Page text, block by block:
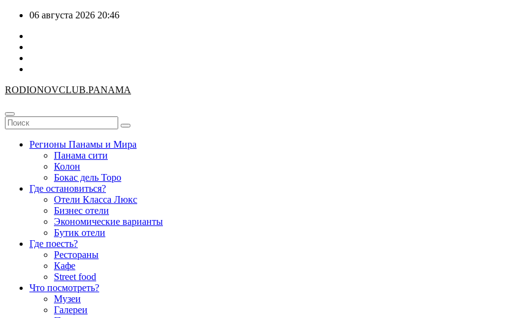
Перейти
содержимому
06 августа 2026 20:46
RODIONOVCLUB.PANAMA
Регионы Панамы и Мира
Панама сити
Колон
Бокас дель Торо
Где остановиться?
Отели Класса Люкс
Бизнес отели
Экономические варианты
Бутик отели
Где поесть?
Рестораны
Кафе
Street food
Что посмотреть?
Музеи
Галереи